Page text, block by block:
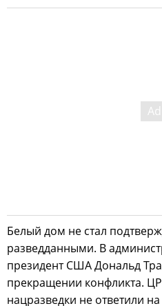
Белый дом не стал
разведданными. В
президент США Дональд
прекращении конфликта.
нацразведки не ответили